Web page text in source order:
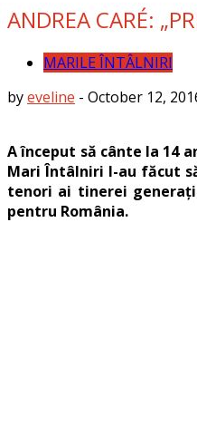
ANDREA CARÉ:
MARILE ÎNTÂLNIRI
byeveline - October 12,
A început să cânte la 14
Mari Întâlniri l-au făcut
tenori ai tinerei
pentru România.